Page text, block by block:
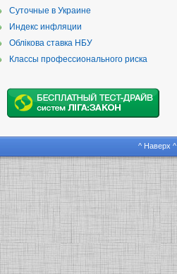
Суточные в Украине
Индекс инфляции
Облікова ставка НБУ
Классы профессионального риска
^ Наверх ^